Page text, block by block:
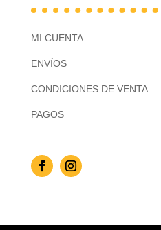
MI CUENTA
ENVÍOS
CONDICIONES DE VENTA
PAGOS